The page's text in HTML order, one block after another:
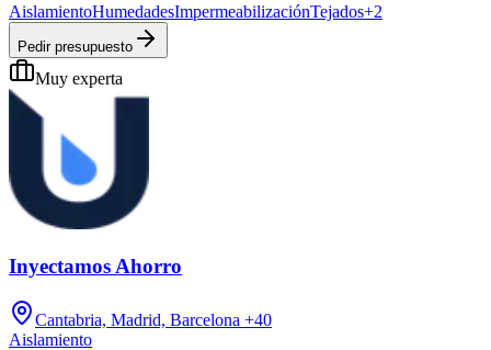
AislamientoHumedadesImpermeabilizaciónTejados+2
Pedir presupuesto
Muy experta
Inyectamos Ahorro
Cantabria, Madrid, Barcelona +40
Aislamiento